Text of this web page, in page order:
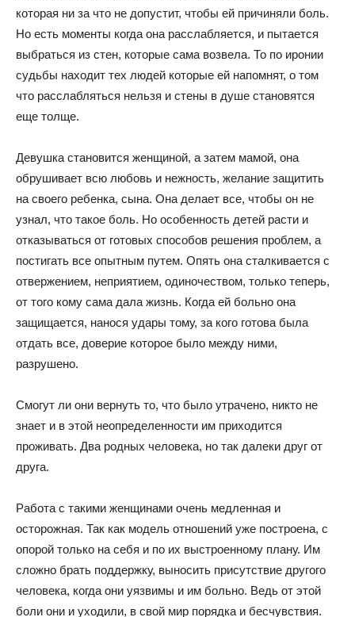
которая ни за что не допустит, чтобы ей причиняли боль.
Но есть моменты когда она расслабляется, и пытается
выбраться из стен, которые сама возвела. То по иронии
судьбы находит тех людей которые ей напомнят, о том
что расслабляться нельзя и стены в душе становятся
еще толще.
Девушка становится женщиной, а затем мамой, она
обрушивает всю любовь и нежность, желание защитить
на своего ребенка, сына. Она делает все, чтобы он не
узнал, что такое боль. Но особенность детей расти и
отказываться от готовых способов решения проблем, а
постигать все опытным путем. Опять она сталкивается с
отвержением, неприятием, одиночеством, только теперь,
от того кому сама дала жизнь. Когда ей больно она
защищается, нанося удары тому, за кого готова была
отдать все, доверие которое было между ними,
разрушено.
Смогут ли они вернуть то, что было утрачено, никто не
знает и в этой неопределенности им приходится
проживать. Два родных человека, но так далеки друг от
друга.
Работа с такими женщинами очень медленная и
осторожная. Так как модель отношений уже построена, с
опорой только на себя и по их выстроенному плану. Им
сложно брать поддержку, выносить присутствие другого
человека, когда они уязвимы и им больно. Ведь от этой
боли они и уходили, в свой мир порядка и бесчувствия.